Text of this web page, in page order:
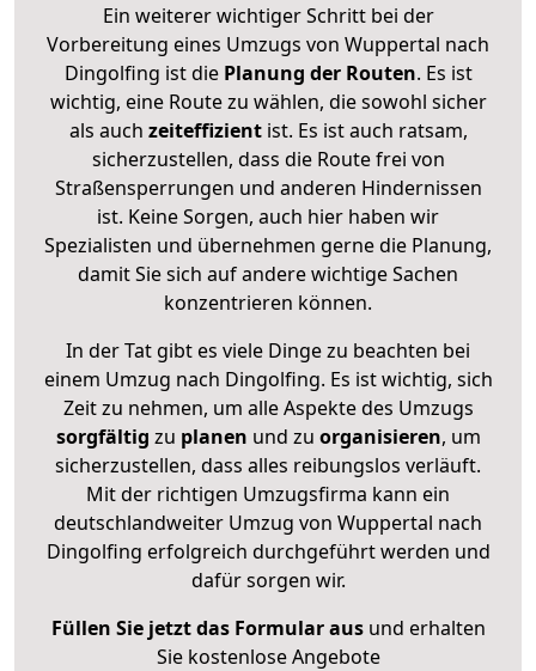
Ein weiterer wichtiger Schritt bei der
Vorbereitung eines Umzugs von Wuppertal nach
Dingolfing ist diePlanung der Routen. Es ist
wichtig, eine Route zu wählen, die sowohl sicher
als auch zeiteffizientist. Es ist auch ratsam,
sicherzustellen, dass die Route frei von
Straßensperrungen und anderen Hindernissen
ist. Keine Sorgen, auch hier haben wir
Spezialisten und übernehmen gerne die Planung,
damit Sie sich auf andere wichtige Sachen
konzentrieren können.
In der Tat gibt es viele Dinge zu beachten bei
einem Umzug nach Dingolfing. Es ist wichtig, sich
Zeit zu nehmen, um alle Aspekte des Umzugs
sorgfältig zu planen und zu organisieren, um
sicherzustellen, dass alles reibungslos verläuft.
Mit der richtigen Umzugsfirma kann ein
deutschlandweiter Umzug von Wuppertal nach
Dingolfing erfolgreich durchgeführt werden und
dafür sorgen wir.
Füllen Sie jetzt das Formular ausund erhalten
Sie kostenlose Angebote